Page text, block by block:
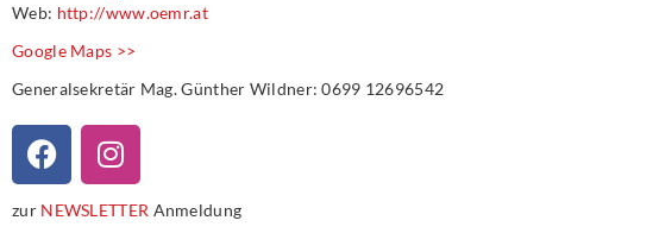
Web: http://www.oemr.at
Google Maps >>
Generalsekretär Mag. Günther Wildner: 0699 12696542
zur NEWSLETTER Anmeldung